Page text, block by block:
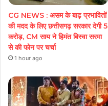
CG NEWS : असम के बाढ़ प्रभावितों
की मदद के लिए छत्तीसगढ़ सरकार देगी 5
करोड़, CM साय ने हिमंत बिस्वा सरमा
से की फोन पर चर्चा
1 hour ago